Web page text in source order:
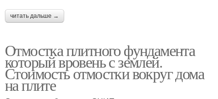
читать дальше →
Отмостка плитного фундамента
который вровень с землей.
Стоимость отмостки вокруг дома
на плите